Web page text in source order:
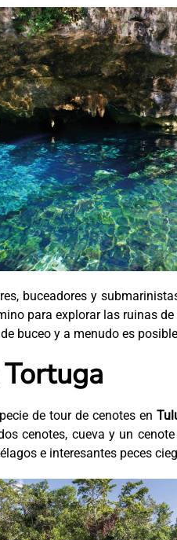
buceadores y
para explorar las ruinas de
buceo y a menudo es
de tour de cenotes en
cenotes, cueva y un
e interesantes peces